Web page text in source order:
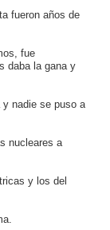
fueron años de
fue
daba la gana y
nadie se puso a
nucleares a
y los del